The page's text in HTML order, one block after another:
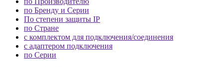
по Бренду и Серии
По степени защиты IP
по Стране
с комплектом для подключения/соединения
с адаптером подключения
по Серии